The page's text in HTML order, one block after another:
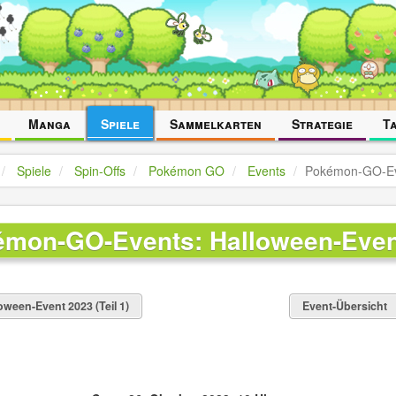
Manga Spiele Sammelkarten Strategie
Spiele Spin-Offs Pokémon GO Events Pokémon-GO-
GO-Events: Halloween-
Event 2023 (Teil 1) Event-Übersicht